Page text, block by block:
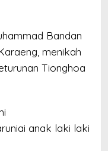
Bandan
menikah
Tionghoa
anak laki laki